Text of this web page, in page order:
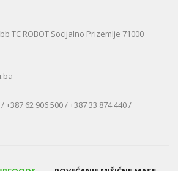
TC ROBOT Socijalno Prizemlje 71000
+387 62 906 500 / +387 33 874 440 /